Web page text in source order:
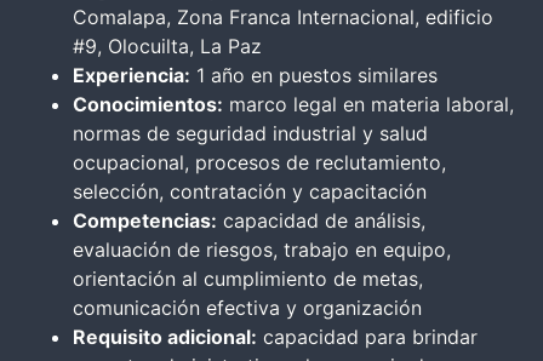
Comalapa, Zona Franca Internacional, edificio
#9, Olocuilta, La Paz
Experiencia: 1 año en puestos similares
Conocimientos: marco legal en materia laboral,
normas de seguridad industrial y salud
ocupacional, procesos de reclutamiento,
selección, contratación y capacitación
Competencias: capacidad de análisis,
evaluación de riesgos, trabajo en equipo,
orientación al cumplimiento de metas,
comunicación efectiva y organización
Requisito adicional: capacidad para brindar